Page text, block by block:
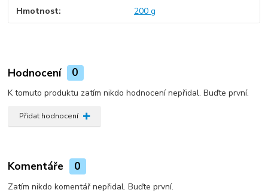
Hmotnost 200 g
Hodnocení 0
K tomuto produktu zatím nikdo hodnocení nepřidal. Buďte první.
Přidat hodnocení
Komentáře 0
Zatím nikdo komentář nepřidal. Buďte první.